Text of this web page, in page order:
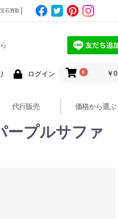
宝石買取
ログイン 0 ￥0
代行販売 価格から選ぶ
ープルサファ